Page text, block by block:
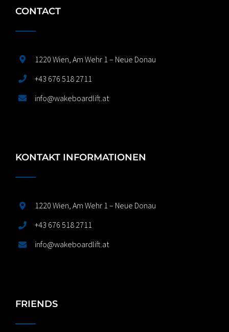
CONTACT
1220 Wien, Am Wehr 1 – Neue Donau
+43 676 518 2711
info@wakeboardlift.at
KONTAKT INFORMATIONEN
1220 Wien, Am Wehr 1 – Neue Donau
+43 676 518 2711
info@wakeboardlift.at
FRIENDS